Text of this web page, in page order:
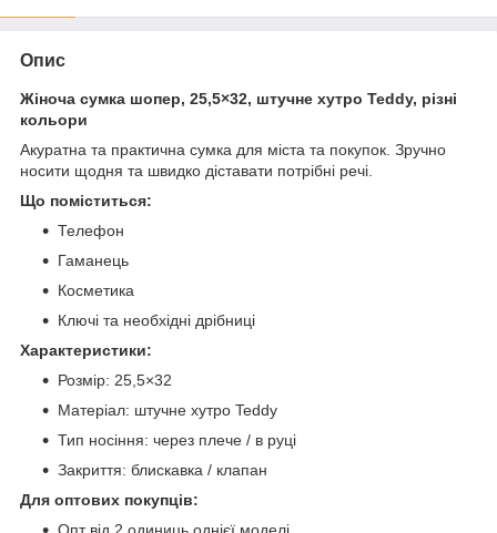
Опис
Жіноча сумка шопер, 25,5×32, штучне хутро Teddy, різні
кольори
Акуратна та практична сумка для міста та покупок. Зручно
носити щодня та швидко діставати потрібні речі.
Що поміститься:
Телефон
Гаманець
Косметика
Ключі та необхідні дрібниці
Характеристики:
Розмір: 25,5×32
Матеріал: штучне хутро Teddy
Тип носіння: через плече / в руці
Закриття: блискавка / клапан
Для оптових покупців:
Опт від 2 одиниць однієї моделі